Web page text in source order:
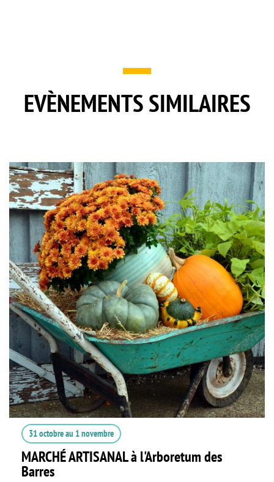
EVÈNEMENTS SIMILAIRES
31 octobreau 1 novembre
MARCHÉ ARTISANAL à l'Arboretum des
Barres